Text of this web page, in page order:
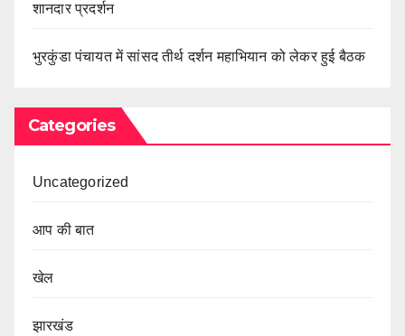
शानदार प्रदर्शन
भुरकुंडा पंचायत में सांसद तीर्थ दर्शन महाभियान को लेकर हुई बैठक
Categories
Uncategorized
आप की बात
खेल
झारखंड